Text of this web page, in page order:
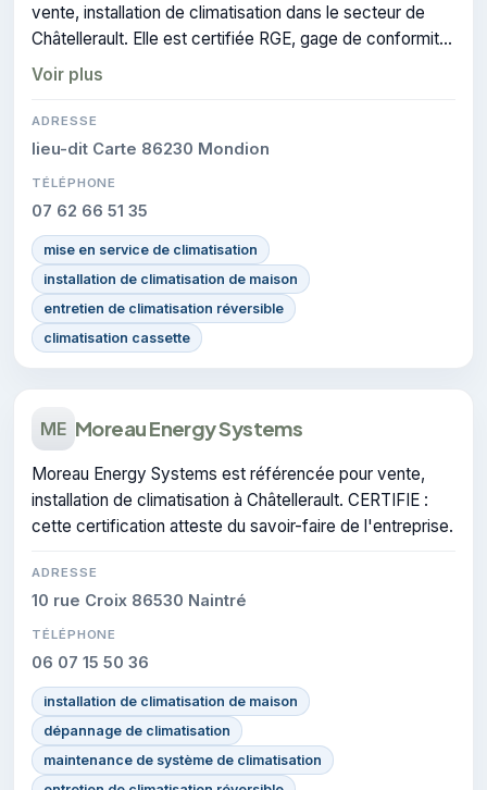
vente, installation de climatisation dans le secteur de
Châtellerault. Elle est certifiée RGE, gage de conformité
sur les interventions réalisées.
Voir plus
ADRESSE
lieu-dit Carte 86230 Mondion
TÉLÉPHONE
07 62 66 51 35
mise en service de climatisation
installation de climatisation de maison
entretien de climatisation réversible
climatisation cassette
ME Moreau Energy Systems
Moreau Energy Systems est référencée pour vente,
installation de climatisation à Châtellerault. CERTIFIE :
cette certification atteste du savoir-faire de l'entreprise.
ADRESSE
10 rue Croix 86530 Naintré
TÉLÉPHONE
06 07 15 50 36
installation de climatisation de maison
dépannage de climatisation
maintenance de système de climatisation